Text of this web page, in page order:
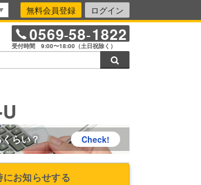
無料会員登録 ログイン
0569-58-1822
受付時間 9:00〜18:00（土日祝除く）
らい？ Check!
お知らせする